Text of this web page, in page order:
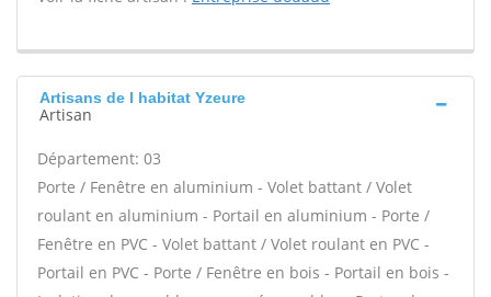
Artisans de l habitat Yzeure
Artisan
Département: 03
Porte / Fenêtre en aluminium - Volet battant / Volet
roulant en aluminium - Portail en aluminium - Porte /
Fenêtre en PVC - Volet battant / Volet roulant en PVC -
Portail en PVC - Porte / Fenêtre en bois - Portail en bois -